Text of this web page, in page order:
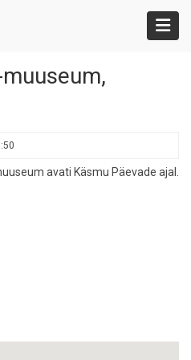
avati Käsmu Päevade ajal.